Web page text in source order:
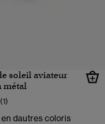
soleil aviateur
métal
(1)
dautres coloris